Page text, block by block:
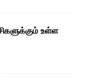
உள்ள